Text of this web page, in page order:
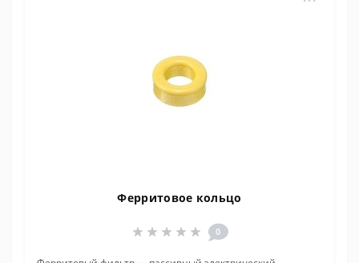
Ферритовое кольцо
0